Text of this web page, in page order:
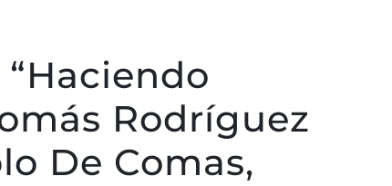
Rodríguez
De Comas,